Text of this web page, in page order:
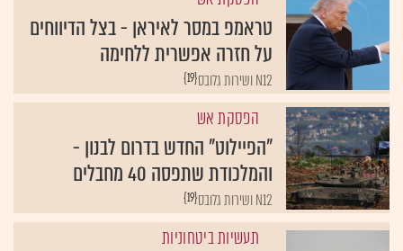
טראמפ במסר לאיראן - בצל הדיווחים
על חזרה אפשרית ללחימה
{19} N12 ושירות גלובס
הפסקת אש
"הפיילוט" החדש בדרום לבנון -
והמלכודת שתפסה 40 מחבלים
{19} N12 ושירות גלובס
תעשיות ביטחוניות